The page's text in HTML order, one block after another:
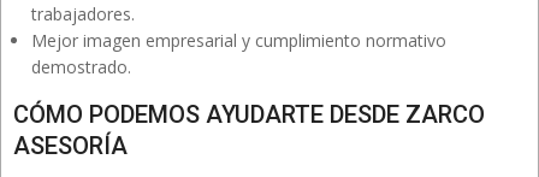
trabajadores.
Mejor imagen empresarial y cumplimiento normativo
demostrado.
CÓMO PODEMOS AYUDARTE DESDE ZARCO
ASESORÍA